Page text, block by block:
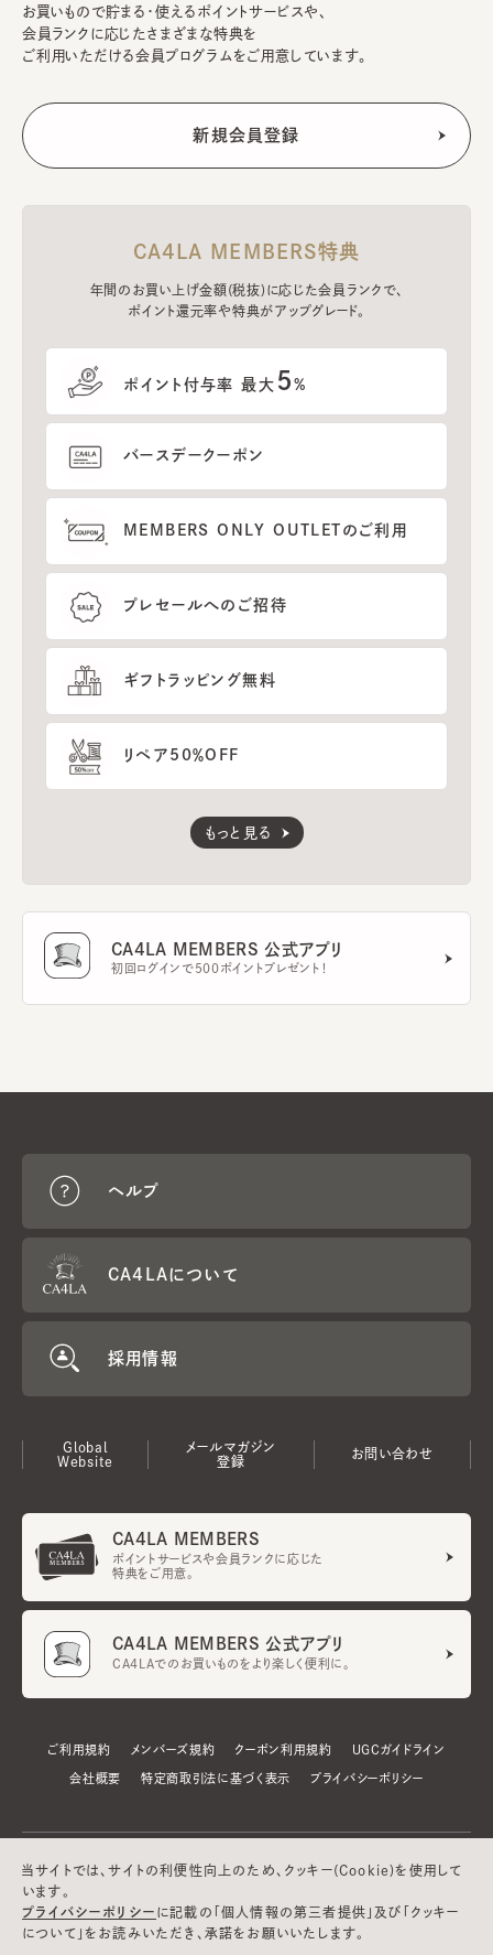
お買いもので貯まる・使えるポイントサービスや、
会員ランクに応じたさまざまな特典を
ご利用いただける会員プログラムをご用意しています。
CA4LA MEMBERS特典
年間のお買い上げ金額(税抜)に応じた会員ランクで、
ポイント還元率や特典がアップグレード。
ポイント付与率 最大 5%
バースデークーポン
MEMBERS ONLY OUTLETのご利用
プレセールへのご招待
ギフトラッピング無料
リペア50％OFF
もっと見る
CA4LA MEMBERS 公式アプリ
初回ログインで500ポイントプレゼント！
ヘルプ
CA4LAについて
採用情報
Global
Website
メールマガジン
登録
お問い合わせ
CA4LA MEMBERS
ポイントサービスや会員ランクに応じた
特典をご用意。
CA4LA MEMBERS 公式アプリ
CA4LAでのお買いものをより楽しく便利に。
ご利用規約 メンバーズ規約 クーポン利用規約 UGCガイドライン
会社概要 特定商取引法に基づく表示 プライバシーポリシー
当サイトでは、サイトの利便性向上のため、クッキー(Cookie)を使用して
います。
プライバシーポリシー に記載の「個人情報の第三者提供」及び「クッキー
について」をお読みいただき、承諾をお願いいたします。